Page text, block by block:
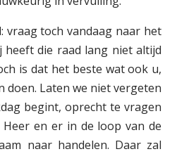
vraag toch vandaag naar het
heeft die raad lang niet altijd
is dat het beste wat ook u,
doen. Laten we niet vergeten
begint, oprecht te vragen
en er in de loop van de
naar handelen. Daar zal